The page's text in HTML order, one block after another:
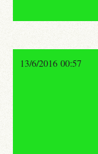
13/6/2016 00:57